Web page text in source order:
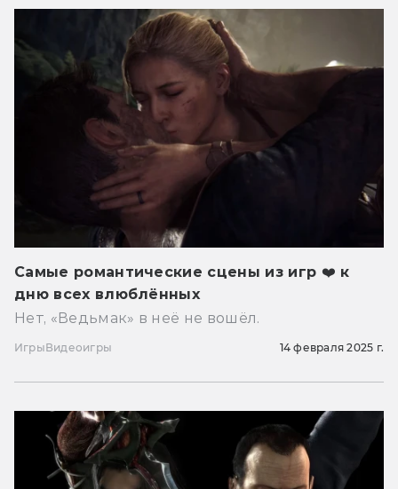
Самые романтические сцены из игр ❤️ к
дню всех влюблённых
Нет, «Ведьмак» в неё не вошёл.
ИгрыВидеоигры 14 февраля 2025 г.